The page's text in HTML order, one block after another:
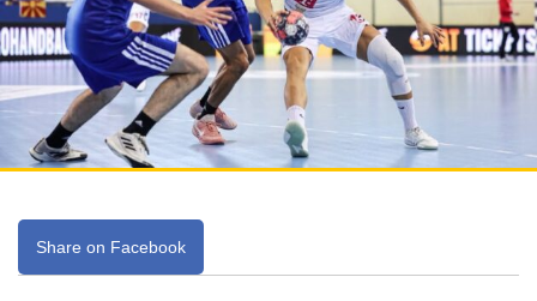
Share on Facebook